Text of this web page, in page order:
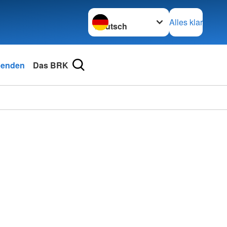
Sprache wechseln zu
Alles klar
Das BRK